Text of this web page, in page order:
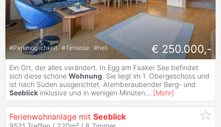
#Parkmöglichkeit #Terrasse #hell € 250.000,-
Ein Ort, der alles verändert. In Egg am Faaker See befindet
sich diese schöne Wohnung. Sie liegt im 1. Obergeschoss und
ist nach Süden ausgerichtet. Atemberaubender Berg- und
Seeblick inklusive und in wenigen Minuten... [Mehr]
Ferienwohnanlage mit Seeblick